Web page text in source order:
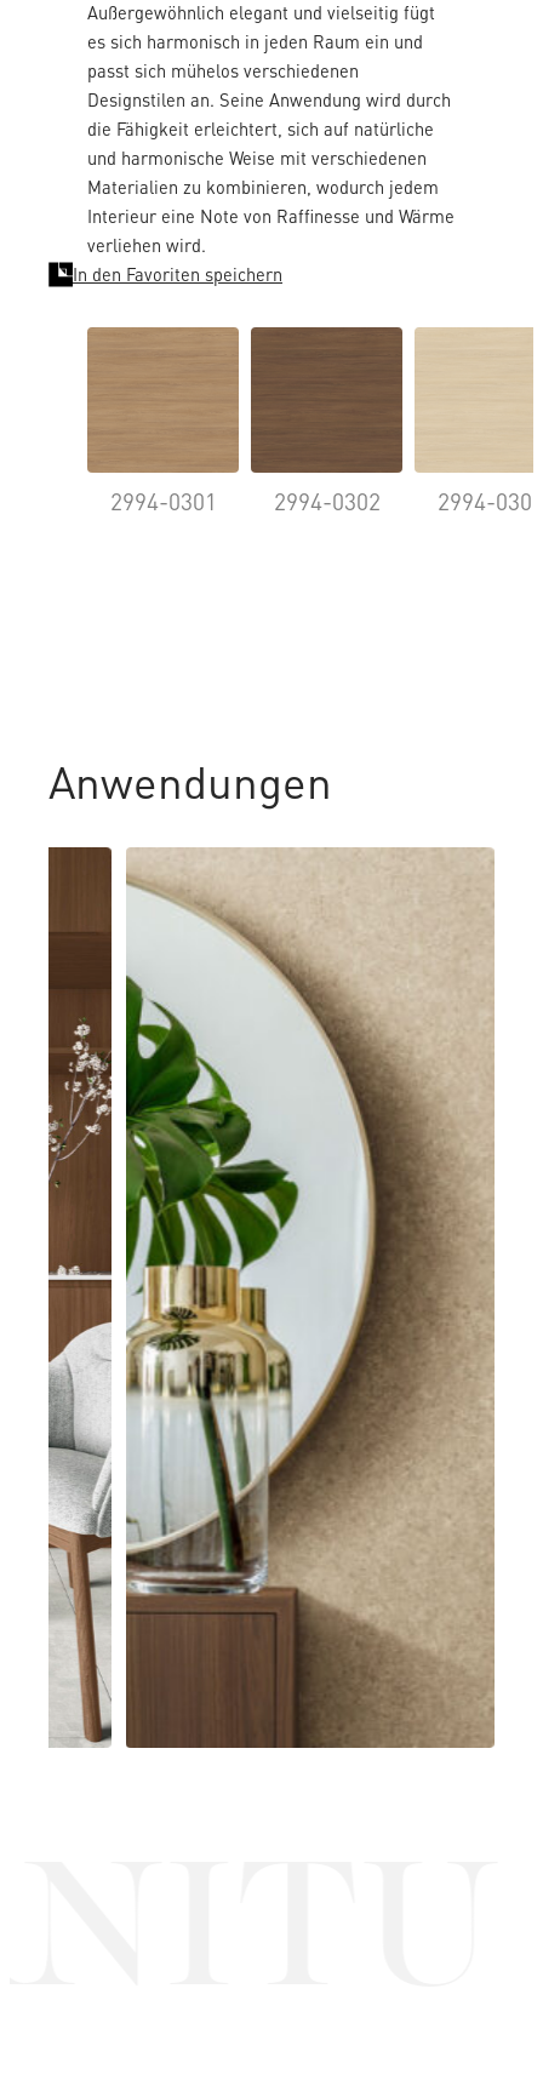
Außergewöhnlich elegant und vielseitig fügt
es sich harmonisch in jeden Raum ein und
passt sich mühelos verschiedenen
Designstilen an. Seine Anwendung wird durch
die Fähigkeit erleichtert, sich auf natürliche
und harmonische Weise mit verschiedenen
Materialien zu kombinieren, wodurch jedem
Interieur eine Note von Raffinesse und Wärme
verliehen wird.
In den Favoriten speichern
2994-0301 2994-0302 2994-0305
Anwendungen